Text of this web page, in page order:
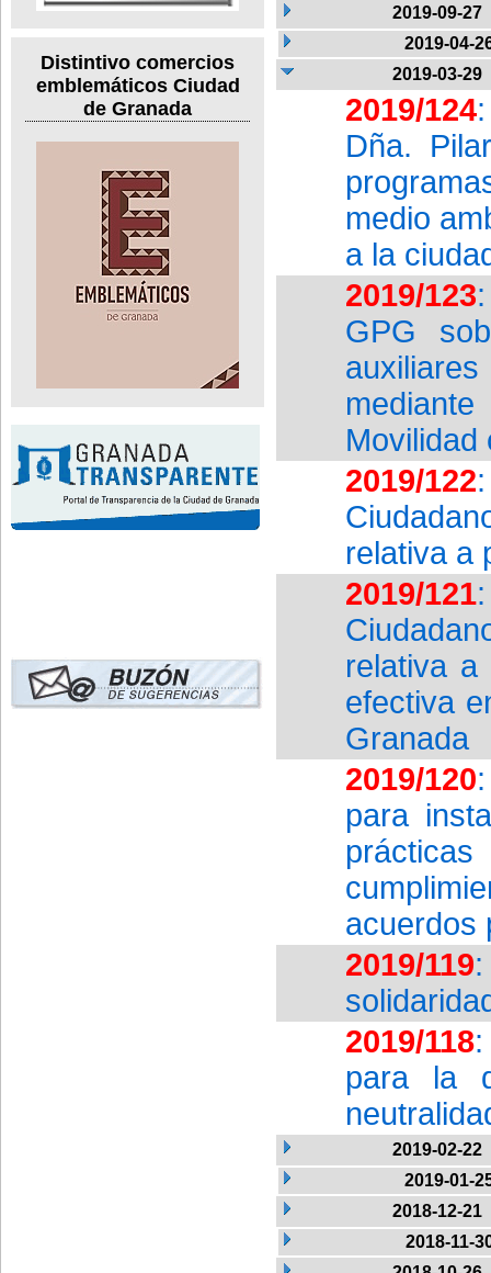
Distintivo comercios
emblemáticos Ciudad
de Granada
2019-09-27
2019-04-
2019-03-29
2019/124
Dña.
medio
a la
2019/123
GPG
Movilidad
2019/122
relativa a
2019/121
relativa
efectiva
Granada
2019/120
para
acuerdos
2019/119
2019/118
para la
2019-02-22
2019-01-
2018-12-21
2018-11-